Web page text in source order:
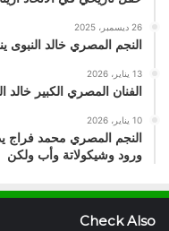
26 ديسمبر، 2025
النجم المصري خالد
13 يناير، 2026
الفنان المصري الكبير
10 يناير، 2026
النجم المصري محمد
ورود وشيكولاتة وأب ولكن
Check Also